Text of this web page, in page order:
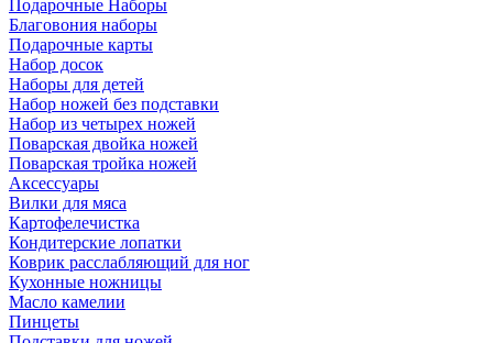
Подарочные Наборы
Благовония наборы
Подарочные карты
Набор досок
Наборы для детей
Набор ножей без подставки
Набор из четырех ножей
Поварская двойка ножей
Поварская тройка ножей
Аксессуары
Вилки для мяса
Картофелечистка
Кондитерские лопатки
Коврик расслабляющий для ног
Кухонные ножницы
Масло камелии
Пинцеты